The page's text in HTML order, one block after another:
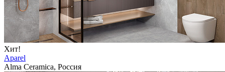
Хит!
Aparel
Alma Ceramica, Россия